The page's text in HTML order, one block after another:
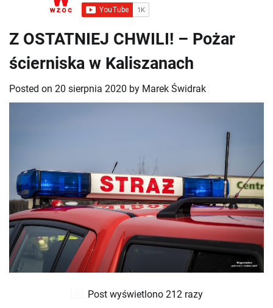
Z OSTATNIEJ CHWILI! – Pożar
ścierniska w Kaliszanach
Posted on 20 sierpnia 2020 by Marek Świdrak
Post wyświetlono 212 razy